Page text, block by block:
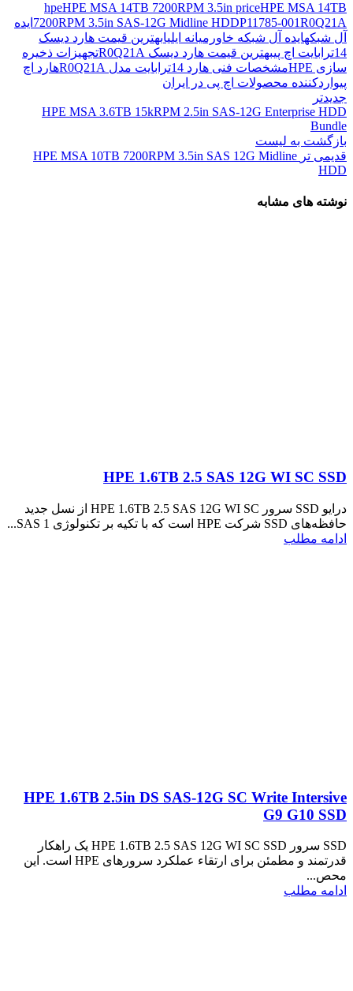
hpeHPE MSA 14TB 7200RPM 3.5in priceHPE MSA 14TB
7200RPM 3.5in SAS-12G Midline HDDP11785-001R0Q21A
ایده
آل شبکهایده آل شبکه خاورمیانه ایلیابهترین قیمت هارد دیسک
14ترابایت اچ پی
بهترین قیمت هارد دیسک R0Q21A
تجهیزات ذخیره
سازی HPE
مشخصات فنی هارد 14ترابایت مدل R0Q21A
هارد اچ
پیواردکننده محصولات اچ پی در ایران
جدیدتر
HPE MSA 3.6TB 15kRPM 2.5in SAS-12G Enterprise HDD
Bundle
بازگشت به لیست
قدیمی تر HPE MSA 10TB 7200RPM 3.5in SAS 12G Midline
HDD
نوشته های مشابه
HPE 1.6TB 2.5 SAS 12G WI SC SSD
درایو SSD سرور HPE 1.6TB 2.5 SAS 12G WI SC از نسل جدید
حافظه‌های SSD شرکت HPE است که با تکیه بر تکنولوژی SAS 1...
ادامه مطلب
HPE 1.6TB 2.5in DS SAS-12G SC Write Intersive
G9 G10 SSD
SSD سرور HPE 1.6TB 2.5 SAS 12G WI SC SSD یک راهکار
قدرتمند و مطمئن برای ارتقاء عملکرد سرورهای HPE است. این
محص...
ادامه مطلب